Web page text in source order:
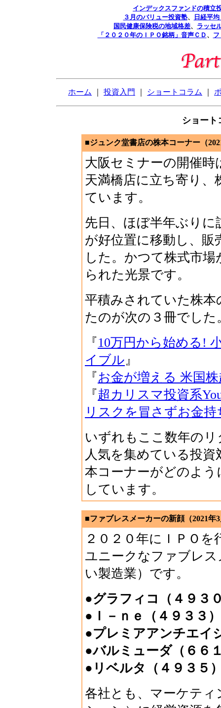
インデックスファンドの積立
３月のバリュー投資塾、
日経平
国民健康保険税の地域格差、 ラッセ
「２０２０年のＩＰＯ銘柄」音声ＣＤ 、
ホーム 投資入門 ショートコラム
ショート
■ジュンク堂書店の株本コーナー（
大阪セミナーの開催
天満橋店に立ち寄り、
ています。
先日、ほぼ半年ぶり
が好位置に移動し、
した。かつて株式市
られた光景です。
平積みされていた株
たのが次の３冊でした
『10万円から始める!
イブル』
『お金が増える 米国
『超カリスマ投資系
リスクを冒さずお金
いずれもここ数年の
人気を集めている投
本コーナーがどのよ
しています。
■ファブレスメーカーの新顔（2021年
２０２０年にＩＰＯ
ユニークなファブレ
い製造業）です。
●グラフィコ（４９３
●Ｉ－ｎｅ（４９３３）
●プレミアアンチエイ
●バルミューダ（６６
●リベルタ（４９３５
各社とも、マーケテ